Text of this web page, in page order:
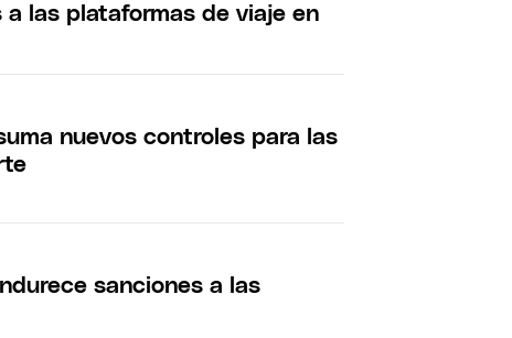
las plataformas de viaje en
nuevos controles para las
sanciones a las